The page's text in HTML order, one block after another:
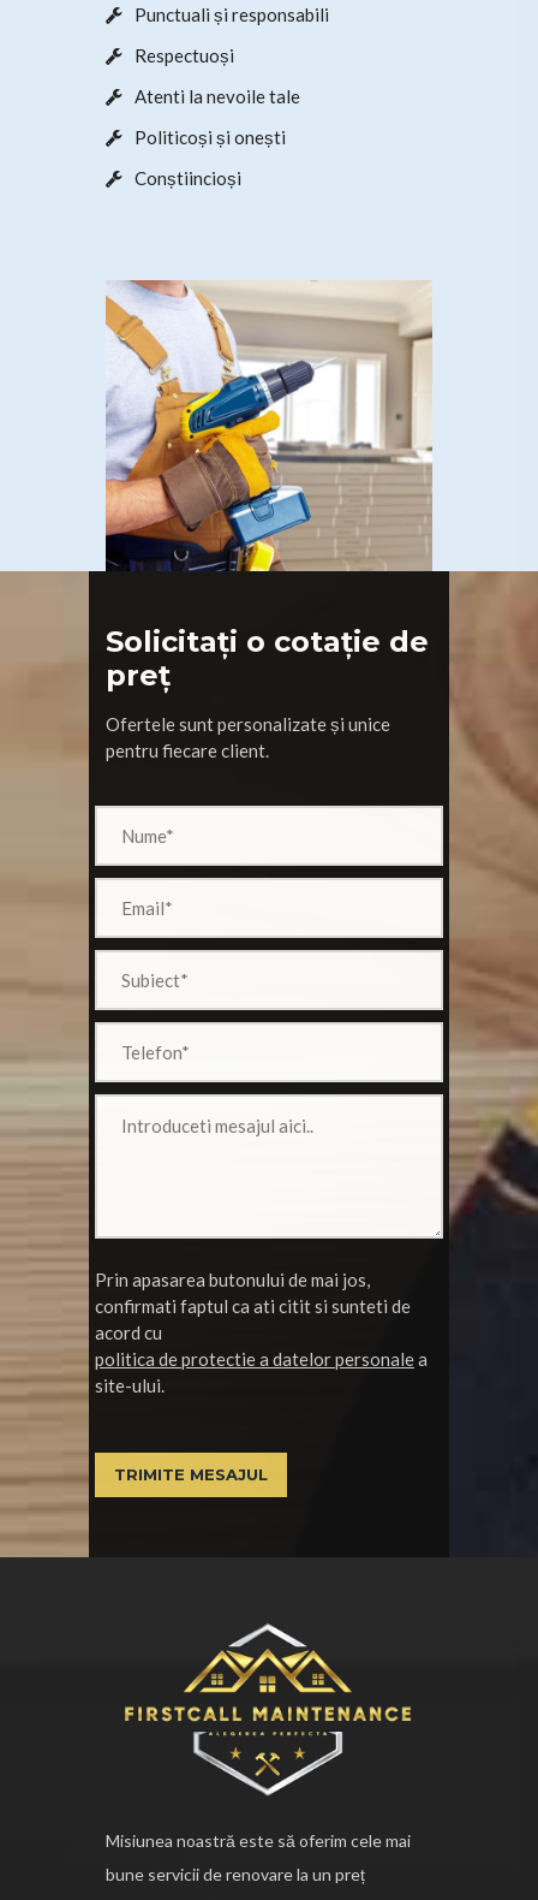
Punctuali și responsabili
Respectuoși
Atenti la nevoile tale
Politicoși și onești
Conștiincioși
Solicitați o cotație de
preț
Ofertele sunt personalizate și unice
pentru fiecare client.
Prin apasarea butonului de mai jos,
confirmati faptul ca ati citit si sunteti de
acord cu
politica de protectie a datelor personalea
site-ului.
TRIMITE MESAJUL
Misiunea noastră este să oferim cele mai
bune servicii de renovare la un preț